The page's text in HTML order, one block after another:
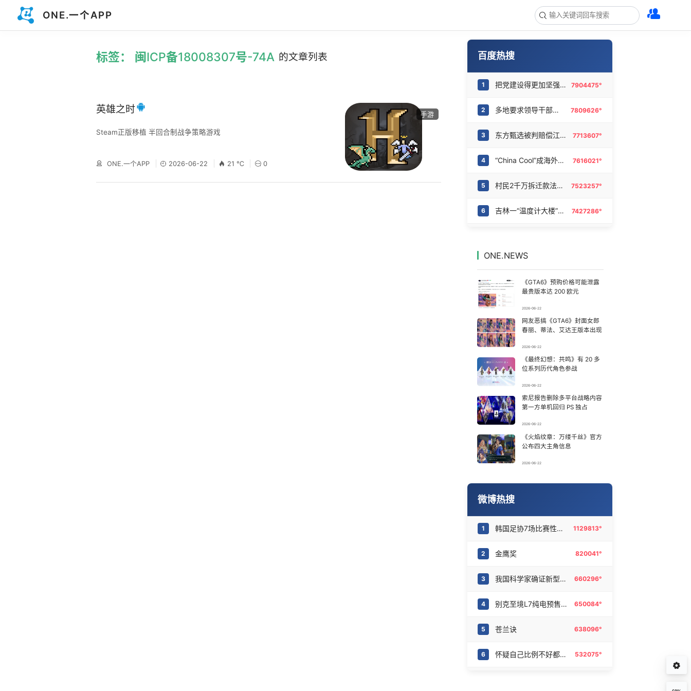
ONE.一个APP
标签： 闽ICP备18008307号-74A 的文章列表
英雄之时
Steam正版移植 半回合制战争策略游戏
手游
ONE.一个APP 2026-06-22 21 ℃ 0
百度热搜
1 把党建设得更加坚强有力 7904475°
2 多地要求领导干部带头休假 7809626°
3 东方甄选被判赔偿江小白30万元 7713607°
4 “China Cool”成海外热词 7616021°
5 村民2千万拆迁款法院执行后仍拿不到 7523257°
6 吉林一“温度计大楼”读数爆表 7427286°
9 感觉全东北都在等7号 7141294°
11
12 深圳地面沉降致车辆损坏系谣言 6852810°
13
14 宇树科技发行价格150.80元/股 6665265°
15 萧敬腾谈丁克 6564463°
16
ONE.NEWS
《GTA6》预购价格可能泄露
最贵版本达 200 欧元
2026-06-22
网友恶搞《GTA6》封面女郎
春丽、蒂法、艾达王版本出现
2026-06-22
《最终幻想：共鸣》有 20 多
位系列历代角色参战
2026-06-22
索尼报告删除多平台战略内容
第一方单机回归 PS 独占
2026-06-22
《火焰纹章：万缕千丝》官方
公布四大主角信息
2026-06-22
微博热搜
1 韩国足协7场比赛性贿赂20名裁判 1129813°
2 金鹰奖 820041°
3 我国科学家确证新型粒子胶球存在 660296°
4 别克至境L7纯电预售16.99万起 650084°
5 苍兰诀 638096°
6 怀疑自己比例不好都没怀疑过镜子 532075°